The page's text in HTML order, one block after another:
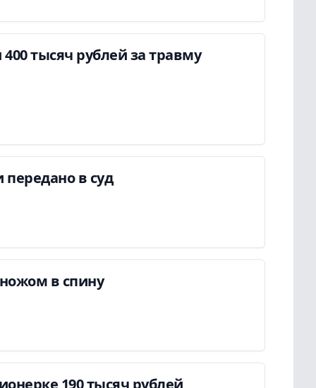
тысяч рублей за травму
в суд
в спину
190 тысяч рублей